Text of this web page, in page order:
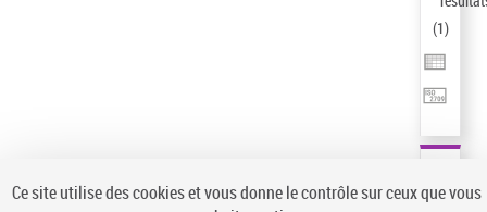
(1)
Ce site utilise des cookies et vous donne le contrôle sur ceux que vous